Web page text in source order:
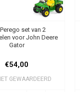
set van 2
voor John Deere
Gator
€54,00
GEWAARDEERD